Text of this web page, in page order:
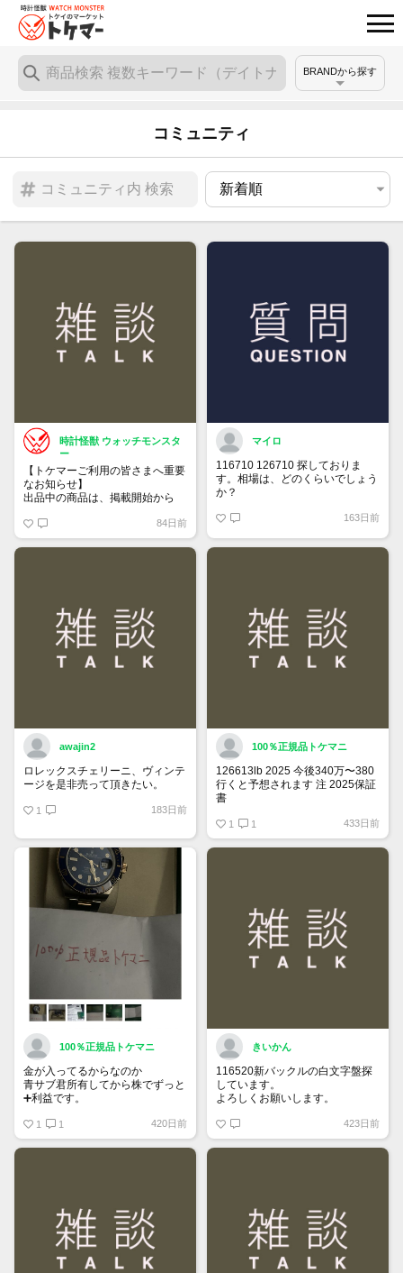
BRANDから探す
コミュニティ
時計怪獣 ウォッチモンスタ
ー
【トケマーご利用の皆さまへ重要
なお知らせ】
出品中の商品は、掲載開始から
「下書き」へ戻ります。
トップページでお気に入り登録が
84日前
マイロ
116710 126710 探しておりま
す。相場は、どのくらいでしょう
か？
163日前
awajin2
ロレックスチェリーニ、ヴィンテ
ージを是非売って頂きたい。
1 183日前
100％正規品トケマニ
126613lb 2025 今後340万〜380
行くと予想されます 注 2025保証
書
2025/ @Watch_Monster_より
1 1 433日前
100％正規品トケマニ
金が入ってるからなのか
青サブ君所有してから株でずっと
➕利益です。
銘柄番号7932 ニッピ
10000株→6330万円
買って①年間所有するだけで
株価が下がっても、上がっても
1 1 420日前
きいかん
116520新バックルの白文字盤探
しています。
よろしくお願いします。
423日前